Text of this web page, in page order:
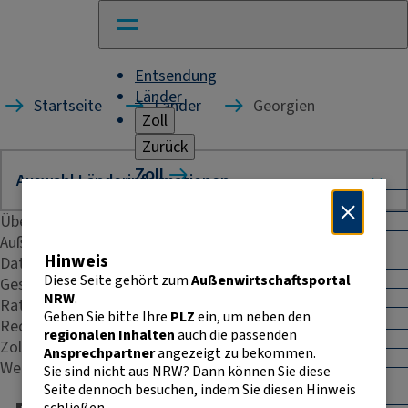
Entsendung
Länder
Zoll
Zurück
Zoll
Warenverkehr mit Drittländern
Warenursprung und Präferenzen
Warenverkehr innerhalb der EU
Allgemeines
Intrahandelsstatistik
Umsatzsteuer-
Identifikationsnummer
Startseite Länder Georgien
Übersicht
Außenhandelsstatistik
Daten & Fakten
Geschäftspraxis
Rating
Recht & Steuern
Zoll
Weitere Kontakte
Hinweis
Diese Seite gehört zumAußenwirtschaftsportal
NRW.
Geben Sie bitte Ihre PLZein, um neben den
regionalen Inhaltenauch die passenden
Ansprechpartnerangezeigt zu bekommen.
Sie sind nicht aus NRW? Dann können Sie diese
Seite dennoch besuchen, indem Sie diesen Hinweis